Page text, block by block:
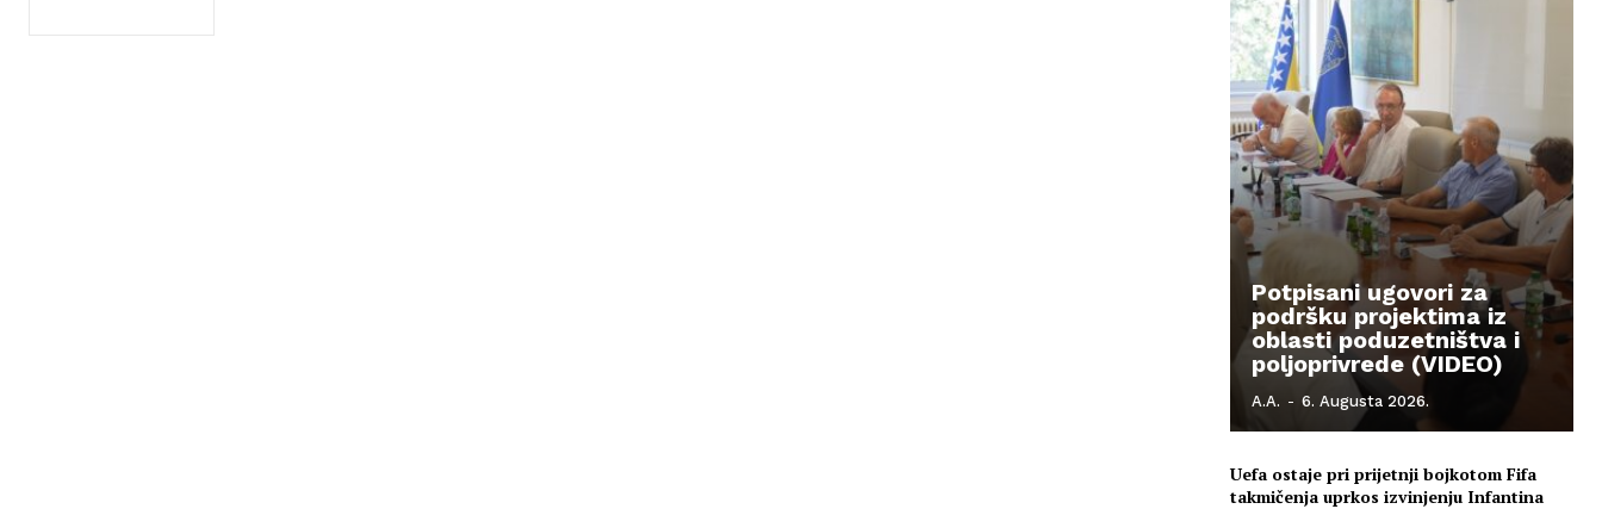
Potpisani ugovori za
podršku projektima iz
oblasti poduzetništva i
poljoprivrede (VIDEO)
A.A. - 6. Augusta 2026.
Uefa ostaje pri prijetnji bojkotom Fifa
takmičenja uprkos izvinjenju Infantina